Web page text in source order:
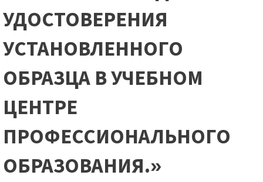
УДОСТОВЕРЕНИЯ
УСТАНОВЛЕННОГО
ОБРАЗЦА В УЧЕБНОМ
ЦЕНТРЕ
ПРОФЕССИОНАЛЬНОГО
ОБРАЗОВАНИЯ.»